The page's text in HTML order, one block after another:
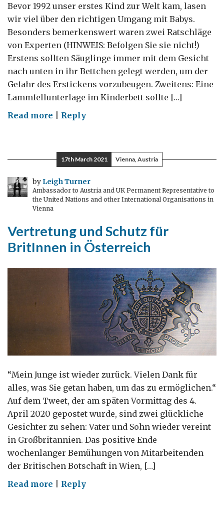
Bevor 1992 unser erstes Kind zur Welt kam, lasen
wir viel über den richtigen Umgang mit Babys.
Besonders bemerkenswert waren zwei Ratschläge
von Experten (HINWEIS: Befolgen Sie sie nicht!)
Erstens sollten Säuglinge immer mit dem Gesicht
nach unten in ihr Bettchen gelegt werden, um der
Gefahr des Erstickens vorzubeugen. Zweitens: Eine
Lammfellunterlage im Kinderbett sollte […]
Read more on
6,
Berlin
1998-
2002:
Pendel
Reply
17th March 2021 Vienna, Austria
by Leigh Turner
Ambassador to Austria and UK Permanent Representative to
the United Nations and other International Organisations in
Vienna
Vertretung und Schutz für
BritInnen in Österreich
“Mein Junge ist wieder zurück. Vielen Dank für
alles, was Sie getan haben, um das zu ermöglichen.“
Auf dem Tweet, der am späten Vormittag des 4.
April 2020 gepostet wurde, sind zwei glückliche
Gesichter zu sehen: Vater und Sohn wieder vereint
in Großbritannien. Das positive Ende
wochenlanger Bemühungen von Mitarbeitenden
der Britischen Botschaft in Wien, […]
Read more onReply